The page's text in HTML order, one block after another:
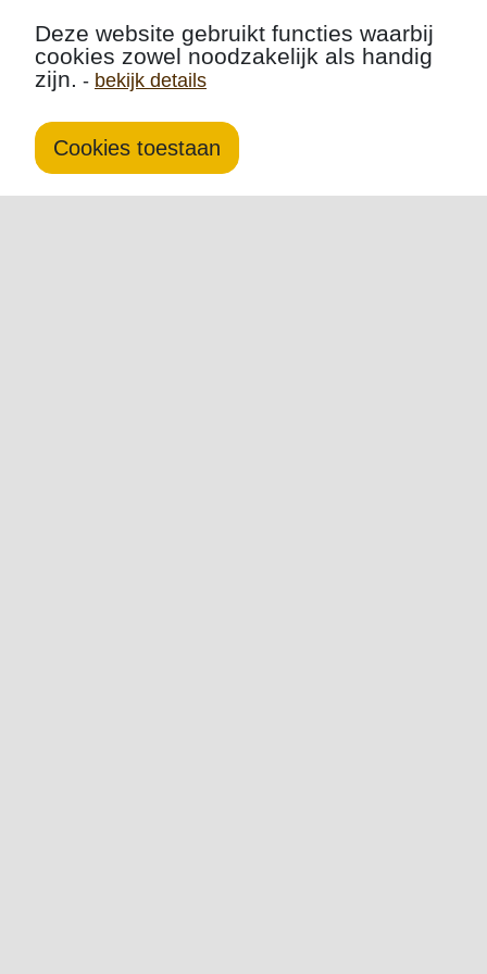
Deze website gebruikt functies waarbij
cookies zowel noodzakelijk als handig
zijn. - bekijk details
Cookies toestaan